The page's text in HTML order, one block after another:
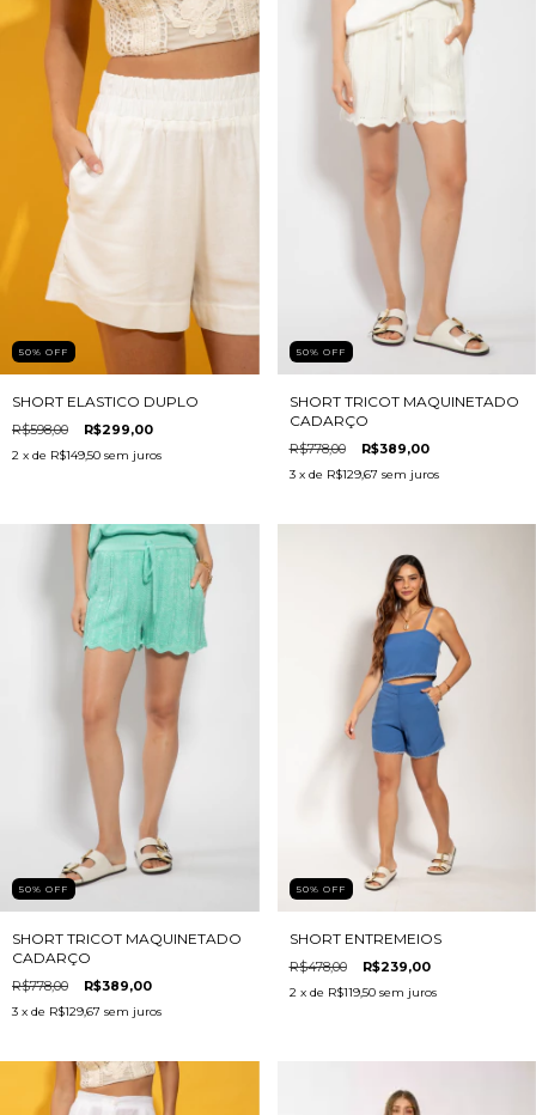
50% OFF
SHORT ELASTICO DUPLO
R$598,00 R$299,00
2 x de R$149,50 sem juros
50% OFF
SHORT TRICOT MAQUINETADO
CADARÇO
R$778,00 R$389,00
3 x de R$129,67 sem juros
50% OFF
SHORT TRICOT MAQUINETADO
CADARÇO
R$778,00 R$389,00
3 x de R$129,67 sem juros
50% OFF
SHORT ENTREMEIOS
R$478,00 R$239,00
2 x de R$119,50 sem juros